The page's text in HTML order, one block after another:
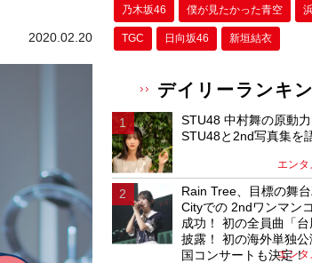
2020.02.20
乃木坂46 僕が⾒たかった⻘空
TGC 日向坂46 新垣結衣
デイリーランキ
STU48 中村舞の原動力
STU48と2nd写真集を
エンタ
Rain Tree、目標の舞
Cityでの 2ndワンマン
成功！ 初の全員曲「
披露！ 初の海外単独
国コンサートも決定！
エンタ